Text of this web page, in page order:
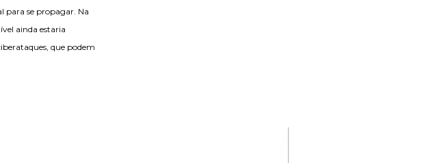
para se propagar. Na
ainda estaria
que podem